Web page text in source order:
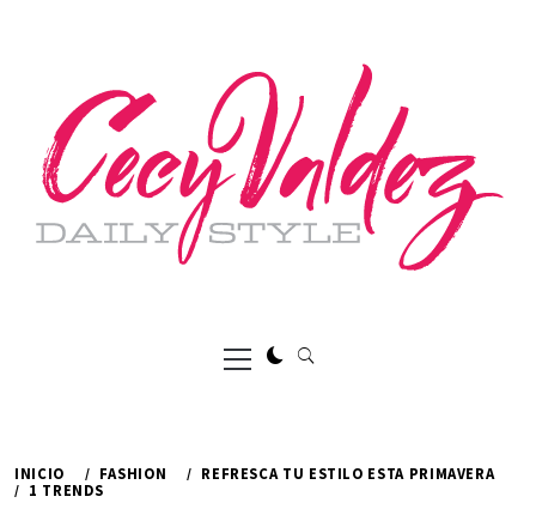
Menú
principal
INICIO FASHION
REFRESCA TU ESTILO ESTA PRIMAVERA
1 TRENDS